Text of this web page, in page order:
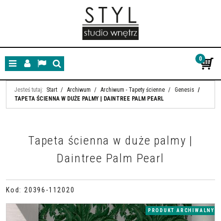
MenuPanelLangSzukaj
0
Jesteś tutaj: Start / Archiwum / Archiwum - Tapety ścienne / Genesis /
TAPETA ŚCIENNA W DUŻE PALMY | DAINTREE PALM PEARL
Tapeta ścienna w duże palmy |
Daintree Palm Pearl
Kod : 20396-112020
PRODUKT ARCHIWALNY